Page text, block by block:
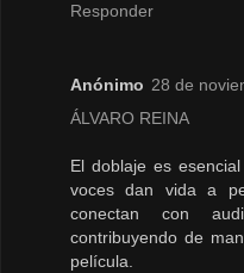
Responder
Anónimo 28 de
ÁLVARO REINA
El doblaje es
voces dan vida a
conectan con
contribuyendo de
película.